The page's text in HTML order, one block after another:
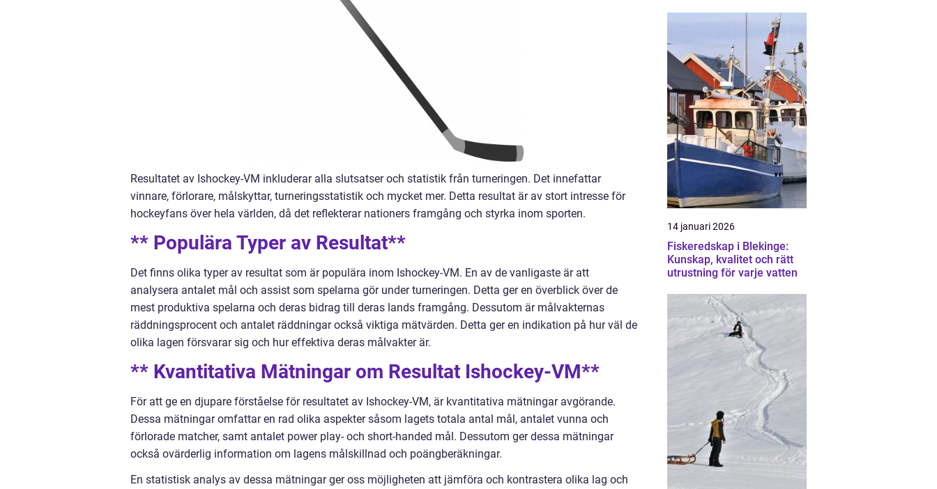
Resultatet av Ishockey-VM inkluderar alla slutsatser och statistik från turneringen. Det innefattar
vinnare, förlorare, målskyttar, turneringsstatistik och mycket mer. Detta resultat är av stort intresse för
hockeyfans över hela världen, då det reflekterar nationers framgång och styrka inom sporten.
** Populära Typer av Resultat**
Det finns olika typer av resultat som är populära inom Ishockey-VM. En av de vanligaste är att
analysera antalet mål och assist som spelarna gör under turneringen. Detta ger en överblick över de
mest produktiva spelarna och deras bidrag till deras lands framgång. Dessutom är målvakternas
räddningsprocent och antalet räddningar också viktiga mätvärden. Detta ger en indikation på hur väl de
olika lagen försvarar sig och hur effektiva deras målvakter är.
** Kvantitativa Mätningar om Resultat Ishockey-VM**
För att ge en djupare förståelse för resultatet av Ishockey-VM, är kvantitativa mätningar avgörande.
Dessa mätningar omfattar en rad olika aspekter såsom lagets totala antal mål, antalet vunna och
förlorade matcher, samt antalet power play- och short-handed mål. Dessutom ger dessa mätningar
också ovärderlig information om lagens målskillnad och poängberäkningar.
En statistisk analys av dessa mätningar ger oss möjligheten att jämföra och kontrastera olika lag och
14 januari 2026
Fiskeredskap i Blekinge:
Kunskap, kvalitet och rätt
utrustning för varje vatten